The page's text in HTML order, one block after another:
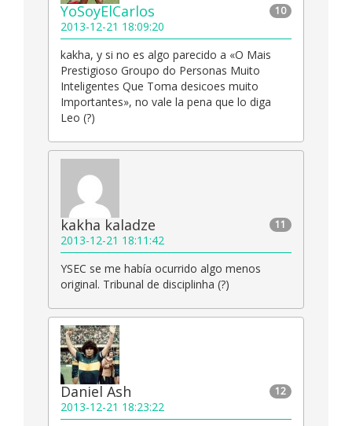
10
YoSoyElCarlos
2013-12-21 18:09:20
kakha, y si no es algo parecido a «O Mais
Prestigioso Groupo do Personas Muito
Inteligentes Que Toma desicoes muito
Importantes», no vale la pena que lo diga
Leo (?)
11
kakha kaladze
2013-12-21 18:11:42
YSEC se me había ocurrido algo menos
original. Tribunal de disciplinha (?)
12
Daniel Ash
2013-12-21 18:23:22